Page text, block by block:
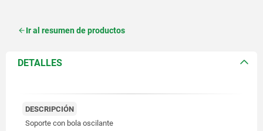
Ir al resumen de productos
DETALLES
DESCRIPCIÓN
Soporte con bola oscilante